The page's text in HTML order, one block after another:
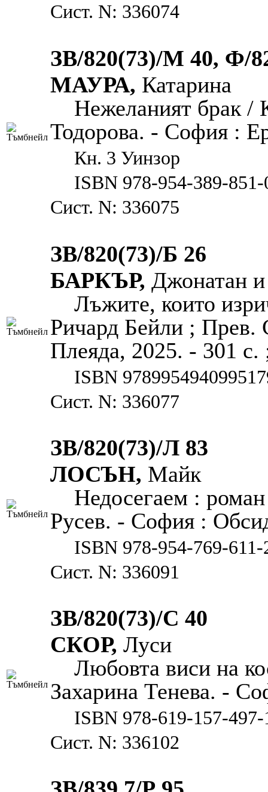
Сист. N: 336074
ЗВ/820(73)/М 40, Ф/
МАУРА, Катарина
Нежеланият брак /
Тодорова. - София :
Кн. 3 Уинзор
ISBN 978-954-389-851-
Сист. N: 336075
ЗВ/820(73)/Б 26
БАРКЪР, Джонатан
Лъжите, които
Ричард Бейли ;
Плеяда, 2025. - 301 с.
ISBN
Сист. N: 336077
ЗВ/820(73)/Л 83
ЛОСЪН, Майк
Недосегаем :
Русев. - София :
ISBN 978-954-769-611-
Сист. N: 336091
ЗВ/820(73)/С 40
СКОР, Луси
Любовта виси на
Захарина Тенева. -
ISBN 978-619-157-497-
Сист. N: 336102